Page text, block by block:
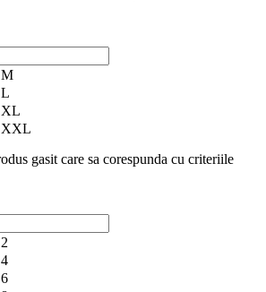
M
L
XL
XXL
gasit care sa corespunda cu criteriile
2
4
6